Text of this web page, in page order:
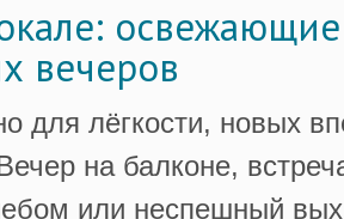
вечеров
для лёгкости, новых
на балконе,
или неспешный